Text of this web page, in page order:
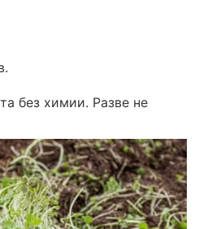
без химии. Разве не